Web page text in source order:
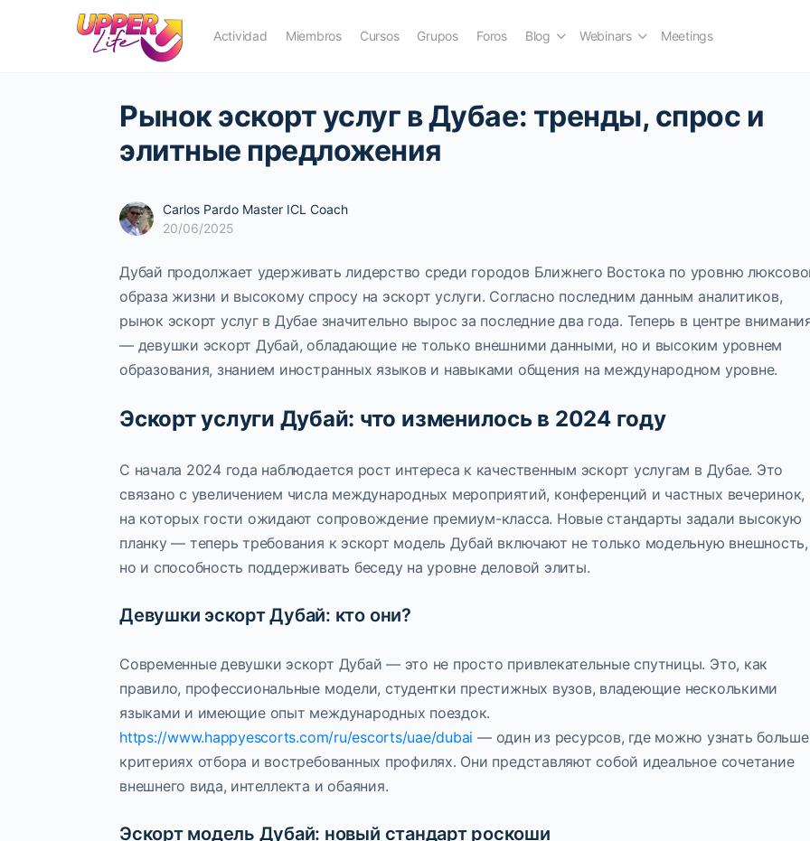
Actividad Miembros Cursos Grupos Foros Blog Webinars Meetings
Рынок эскорт услуг в Дубае: тренды, спрос и
элитные предложения
Carlos Pardo Master ICL Coach
20/06/2025
Дубай продолжает удерживать лидерство среди городов Ближнего Востока по уровню
образа жизни и высокому спросу на эскорт услуги. Согласно последним данным аналитиков,
рынок эскорт услуг в Дубае значительно вырос за последние два года. Теперь в центре
— девушки эскорт Дубай, обладающие не только внешними данными, но и высоким уровнем
образования, знанием иностранных языков и навыками общения на международном уровне.
Эскорт услуги Дубай: что изменилось в 2024 году
С начала 2024 года наблюдается рост интереса к качественным эскорт услугам в Дубае. Это
связано с увеличением числа международных мероприятий, конференций и частных вечеринок,
на которых гости ожидают сопровождение премиум-класса. Новые стандарты задали высокую
планку — теперь требования к эскорт модель Дубай включают не только модельную внешность,
но и способность поддерживать беседу на уровне деловой элиты.
Девушки эскорт Дубай: кто они?
Современные девушки эскорт Дубай — это не просто привлекательные спутницы. Это, как
правило, профессиональные модели, студентки престижных вузов, владеющие несколькими
языками и имеющие опыт международных поездок.
https://www.happyescorts.com/ru/escorts/uae/dubai — один из ресурсов, где можно узнать
критериях отбора и востребованных профилях. Они представляют собой идеальное сочетание
внешнего вида, интеллекта и обаяния.
Эскорт модель Дубай: новый стандарт роскоши